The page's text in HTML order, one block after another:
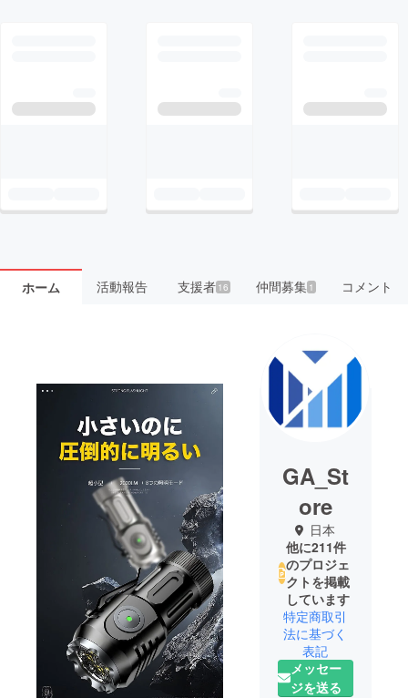
ホーム 活動報告 支援者 16 仲間募集 1 コメント
GA_St
ore
日本
他に211件
のプロジェ
クトを掲載
しています
特定商取引
法に基づく
表記
メッセー
ジを送る